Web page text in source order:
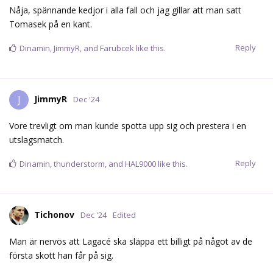
Nåja, spännande kedjor i alla fall och jag gillar att man satt
Tomasek på en kant.
Reply
Dinamin, JimmyR, and Farubcek like this.
J JimmyR Dec '24
Vore trevligt om man kunde spotta upp sig och prestera i en
utslagsmatch.
Reply
Dinamin,thunderstorm, and HAL9000 like this.
Tichonov Dec '24 Edited
Man är nervös att Lagacé ska släppa ett billigt på något av de
första skott han får på sig.